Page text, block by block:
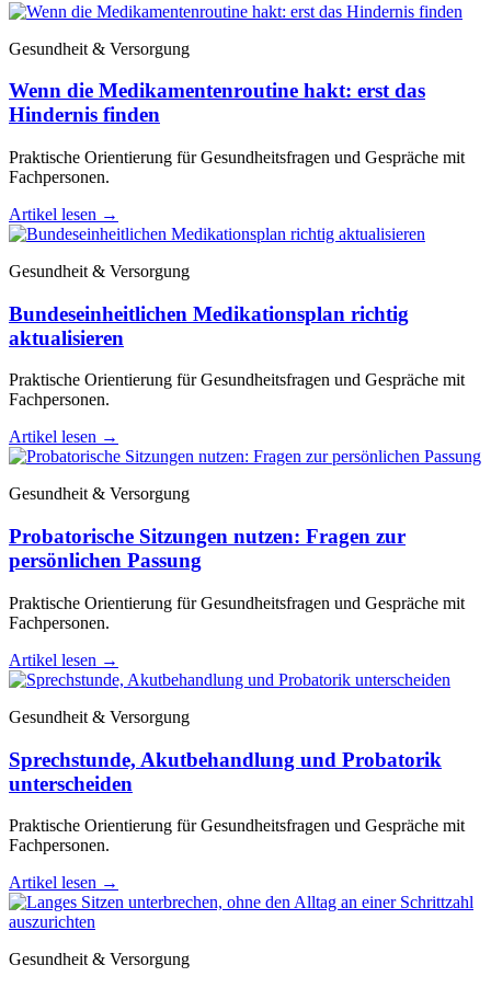
Gesundheit & Versorgung
Wenn die Medikamentenroutine hakt: erst das
Hindernis finden
Praktische Orientierung für Gesundheitsfragen und Gespräche mit
Fachpersonen.
Artikel lesen →
Gesundheit & Versorgung
Bundeseinheitlichen Medikationsplan richtig
aktualisieren
Praktische Orientierung für Gesundheitsfragen und Gespräche mit
Fachpersonen.
Artikel lesen →
Gesundheit & Versorgung
Probatorische Sitzungen nutzen: Fragen zur
persönlichen Passung
Praktische Orientierung für Gesundheitsfragen und Gespräche mit
Fachpersonen.
Artikel lesen →
Gesundheit & Versorgung
Sprechstunde, Akutbehandlung und Probatorik
unterscheiden
Praktische Orientierung für Gesundheitsfragen und Gespräche mit
Fachpersonen.
Artikel lesen →
Gesundheit & Versorgung